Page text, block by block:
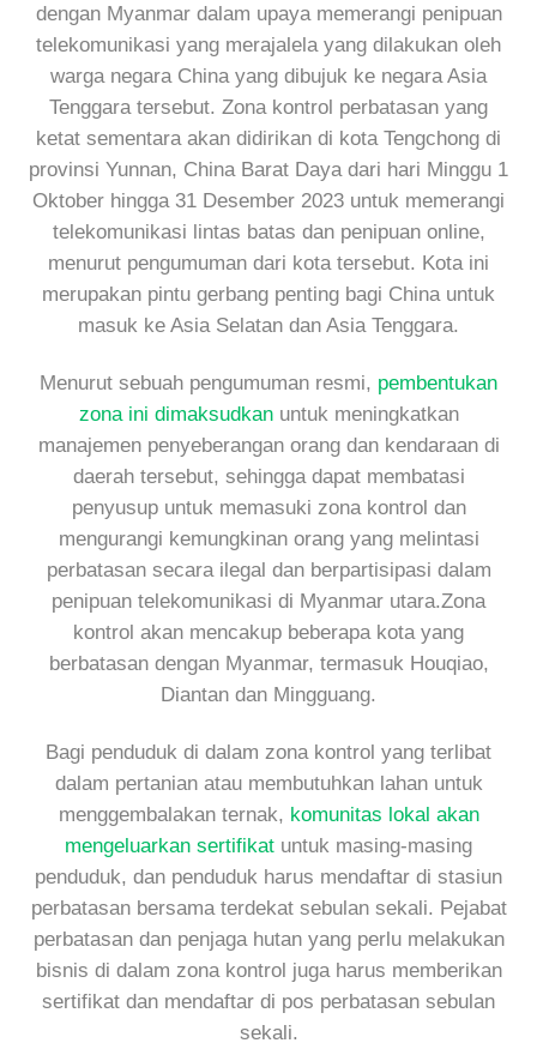
dengan Myanmar dalam upaya memerangi penipuan
telekomunikasi yang merajalela yang dilakukan oleh
warga negara China yang dibujuk ke negara Asia
Tenggara tersebut. Zona kontrol perbatasan yang
ketat sementara akan didirikan di kota Tengchong di
provinsi Yunnan, China Barat Daya dari hari Minggu 1
Oktober hingga 31 Desember 2023 untuk memerangi
telekomunikasi lintas batas dan penipuan online,
menurut pengumuman dari kota tersebut. Kota ini
merupakan pintu gerbang penting bagi China untuk
masuk ke Asia Selatan dan Asia Tenggara.
Menurut sebuah pengumuman resmi, pembentukan
zona ini dimaksudkanuntuk meningkatkan
manajemen penyeberangan orang dan kendaraan di
daerah tersebut, sehingga dapat membatasi
penyusup untuk memasuki zona kontrol dan
mengurangi kemungkinan orang yang melintasi
perbatasan secara ilegal dan berpartisipasi dalam
penipuan telekomunikasi di Myanmar utara.Zona
kontrol akan mencakup beberapa kota yang
berbatasan dengan Myanmar, termasuk Houqiao,
Diantan dan Mingguang.
Bagi penduduk di dalam zona kontrol yang terlibat
dalam pertanian atau membutuhkan lahan untuk
menggembalakan ternak, komunitas lokal akan
mengeluarkan sertifikat untuk masing-masing
penduduk, dan penduduk harus mendaftar di stasiun
perbatasan bersama terdekat sebulan sekali. Pejabat
perbatasan dan penjaga hutan yang perlu melakukan
bisnis di dalam zona kontrol juga harus memberikan
sertifikat dan mendaftar di pos perbatasan sebulan
sekali.